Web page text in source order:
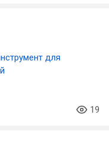
для
19